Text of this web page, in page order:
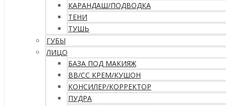
КАРАНДАШ/ПОДВОДКА
ТЕНИ
ТУШЬ
ГУБЫ
ЛИЦО
БАЗА ПОД МАКИЯЖ
ВВ/CC КРЕМ/КУШОН
КОНСИЛЕР/КОРРЕКТОР
ПУДРА